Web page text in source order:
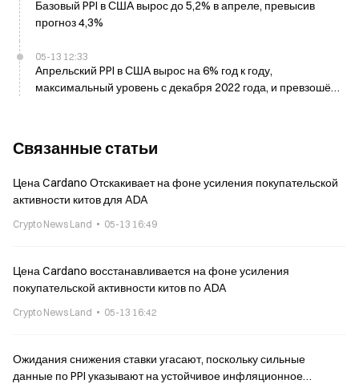
Базовый PPI в США вырос до 5,2% в апреле, превысив
прогноз 4,3%
05-13 12:33
Апрельский PPI в США вырос на 6% год к году,
максимальный уровень с декабря 2022 года, и превзошёл
Связанные статьи
Цена Cardano Отскакивает на фоне усиления покупательской
активности китов для ADA
Crypto News Land 05-13 16:49
Цена Cardano восстанавливается на фоне усиления
покупательской активности китов по ADA
Crypto News Land 05-13 16:42
Ожидания снижения ставки угасают, поскольку сильные
данные по PPI указывают на устойчивое инфляционное